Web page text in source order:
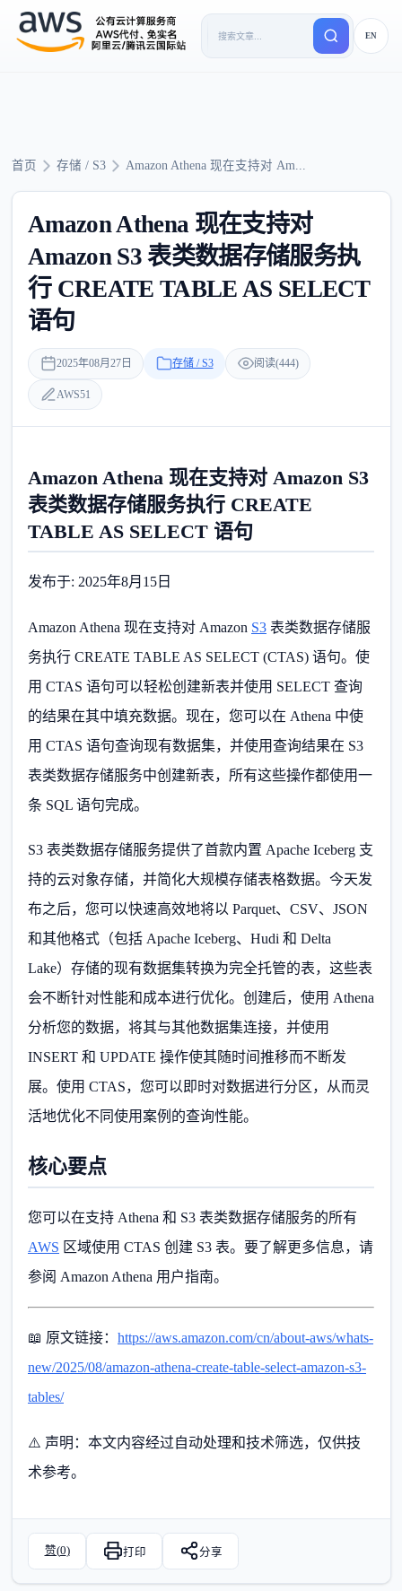
EN
首页 存储 / S3 Amazon Athena 现在支持对 Am...
Amazon Athena 现在支持对
Amazon S3 表类数据存储服务执
行 CREATE TABLE AS SELECT
语句
2025年08月27日 存储 / S3 阅读(444)
AWS51
Amazon Athena 现在支持对 Amazon S3
表类数据存储服务执行 CREATE
TABLE AS SELECT 语句
发布于: 2025年8月15日
Amazon Athena 现在支持对 Amazon S3 表类数据存储服
务执行 CREATE TABLE AS SELECT (CTAS) 语句。使
用 CTAS 语句可以轻松创建新表并使用 SELECT 查询
的结果在其中填充数据。现在，您可以在 Athena 中使
用 CTAS 语句查询现有数据集，并使用查询结果在 S3
表类数据存储服务中创建新表，所有这些操作都使用一
条 SQL 语句完成。
S3 表类数据存储服务提供了首款内置 Apache Iceberg 支
持的云对象存储，并简化大规模存储表格数据。今天发
布之后，您可以快速高效地将以 Parquet、CSV、JSON
和其他格式（包括 Apache Iceberg、Hudi 和 Delta
Lake）存储的现有数据集转换为完全托管的表，这些表
会不断针对性能和成本进行优化。创建后，使用 Athena
分析您的数据，将其与其他数据集连接，并使用
INSERT 和 UPDATE 操作使其随时间推移而不断发
展。使用 CTAS，您可以即时对数据进行分区，从而灵
活地优化不同使用案例的查询性能。
核心要点
您可以在支持 Athena 和 S3 表类数据存储服务的所有
AWS 区域使用 CTAS 创建 S3 表。要了解更多信息，请
参阅 Amazon Athena 用户指南。
📖 原文链接： https://aws.amazon.com/cn/about-aws/whats-
new/2025/08/amazon-athena-create-table-select-amazon-s3-
tables/
⚠️ 声明：本文内容经过自动处理和技术筛选，仅供技
术参考。
赞(0) 打印 分享